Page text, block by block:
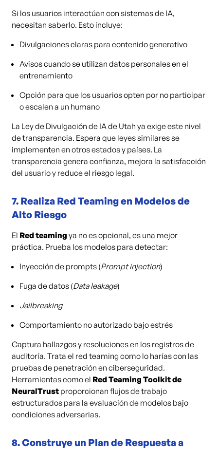
Si los usuarios interactúan con sistemas de IA,
necesitan saberlo. Esto incluye:
Divulgaciones claras para contenido generativo
Avisos cuando se utilizan datos personales en el
entrenamiento
Opción para que los usuarios opten por no participar
o escalen a un humano
La Ley de Divulgación de IA de Utah ya exige este nivel
de transparencia. Espera que leyes similares se
implementen en otros estados y países. La
transparencia genera confianza, mejora la satisfacción
del usuario y reduce el riesgo legal.
7. Realiza Red Teaming en Modelos de
Alto Riesgo
El Red teaming ya no es opcional, es una mejor
práctica. Prueba los modelos para detectar:
Inyección de prompts (Prompt injection)
Fuga de datos (Data leakage)
Jailbreaking
Comportamiento no autorizado bajo estrés
Captura hallazgos y resoluciones en los registros de
auditoría. Trata el red teaming como lo harías con las
pruebas de penetración en ciberseguridad.
Herramientas como el Red Teaming Toolkit de
NeuralTrust proporcionan flujos de trabajo
estructurados para la evaluación de modelos bajo
condiciones adversarias.
8.Construye un Plan de Respuesta a